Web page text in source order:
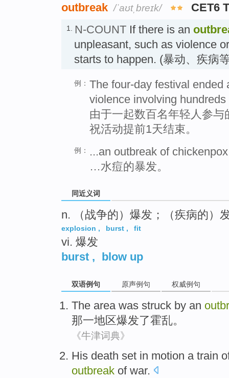
outbreak /ˈaʊtˌbreɪk/ CET6
1. N-COUNT If there is an
unpleasant, such as violence
starts to happen. (暴动、疾病
例： The four-day festival ended
violence involving
由于一起数百名年轻人参
祝活动提前1天结束。
例：
...an outbreak of
…水痘的暴发。
同近义词
n. （战争的）爆发；（疾病的）
explosion , burst , fit
vi. 爆发
burst , blow up
双语例句 原声例句 权威例句
The areawas struck by an
那一地区爆发了霍乱。
《牛津词典》
His death set in motion a train
outbreak of war.